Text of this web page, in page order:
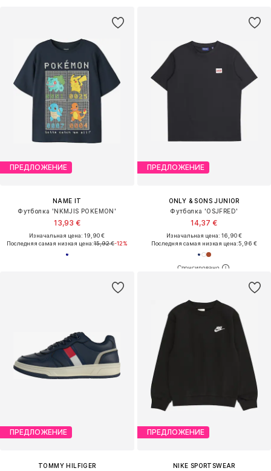
ПРЕДЛОЖЕНИЕ
NAME IT
Футболка 'NKMJIS POKEMON'
13,93 €
Изначальная цена: 19,90 €
Последняя самая низкая цена:15,92 €-12%
ПРЕДЛОЖЕНИЕ
ONLY & SONS JUNIOR
Футболка 'OSJFRED'
14,37 €
Изначальная цена: 16,90 €
Последняя самая низкая цена:5,96 €
ПРЕДЛОЖЕНИЕ
TOMMY HILFIGER
ПРЕДЛОЖЕНИЕ
NIKE SPORTSWEAR